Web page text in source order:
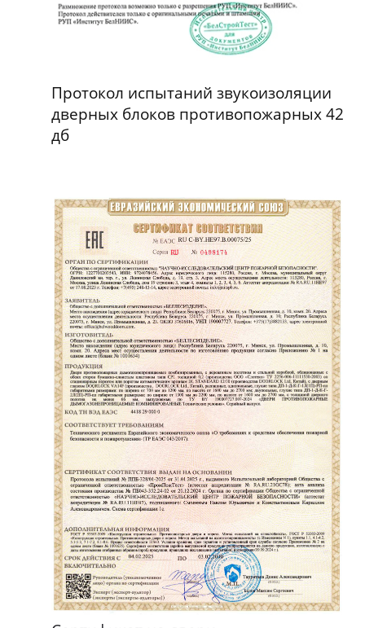
Протокол испытаний звукоизоляции
дверных блоков противопожарных 42
дб